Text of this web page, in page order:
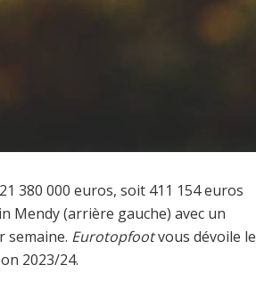
380 000 euros, soit 411 154 euros
Mendy (arrière gauche) avec un
semaine. Eurotopfootvous dévoile le
2023/24.